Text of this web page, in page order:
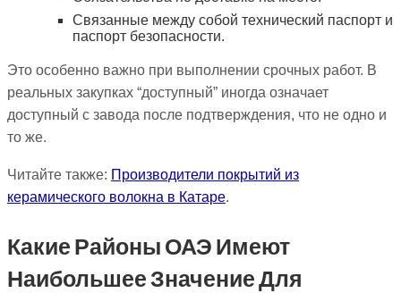
Связанные между собой технический паспорт и
паспорт безопасности.
Это особенно важно при выполнении срочных работ. В
реальных закупках “доступный” иногда означает
доступный с завода после подтверждения, что не одно и
то же.
Читайте также: Производители покрытий из
керамического волокна в Катаре.
Какие Районы ОАЭ Имеют
Наибольшее Значение Для